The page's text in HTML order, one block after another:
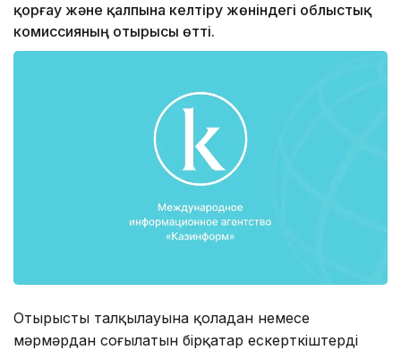
қорғау және қалпына келтіру жөніндегі облыстық
комиссияның отырысы өтті.
Отырыстың талқылауына қоладан немесе
мәрмәрдан соғылатын бірқатар ескерткіштердің